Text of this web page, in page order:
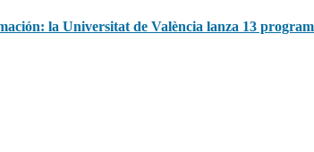
la Universitat de València lanza 13